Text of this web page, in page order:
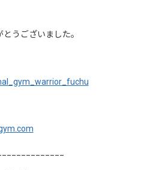
うございました。